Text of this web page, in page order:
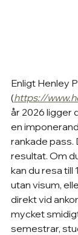
Enligt Henley
(https://
år 2026 ligger
en
rankade
resultat. Om
kan du resa till
utan visum,
direkt vid
mycket
semestrar,